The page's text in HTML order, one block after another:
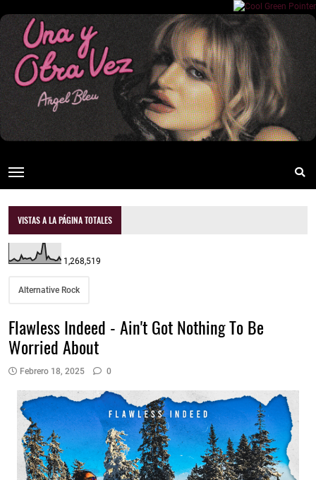
VISTAS A LA PÁGINA TOTALES
1,268,519
Alternative Rock
Flawless Indeed - Ain't Got Nothing To Be
Worried About
Febrero 18, 2025 0